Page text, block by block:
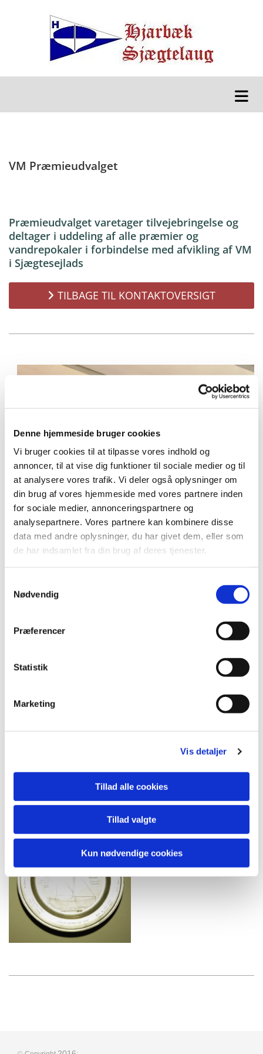
Denne hjemmeside bruger cookies
Vi bruger cookies til at tilpasse vores indhold og
annoncer, til at vise dig funktioner til sociale medier og til
at analysere vores trafik. Vi deler også oplysninger om
din brug af vores hjemmeside med vores partnere inden
for sociale medier, annonceringspartnere og
analysepartnere. Vores partnere kan kombinere disse
data med andre oplysninger, du har givet dem, eller som
de har indsamlet fra din brug af deres tjenester.
Nødvendig
Præferencer
Statistik
Marketing
Vis detaljer
Tillad alle cookies
Tillad valgte
Kun nødvendige cookies
VM Præmieudvalget
Præmieudvalget varetager tilvejebringelse og
deltager i uddeling af alle præmier og
vandrepokaler i forbindelse med afvikling af VM
i Sjægtesejlads
TILBAGE TIL KONTAKTOVERSIGT
E-mail:prebenorg@hotmail.com
Jesper Hjermind - Tlf. 5151 7884 -E-mail: pl.jh@fibermail.dk
Præmier og æresbevisninger